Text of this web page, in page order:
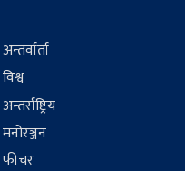
अन्तर्वार्ता
विश्व
अन्तर्राष्ट्रिय
मनोरञ्जन
फीचर